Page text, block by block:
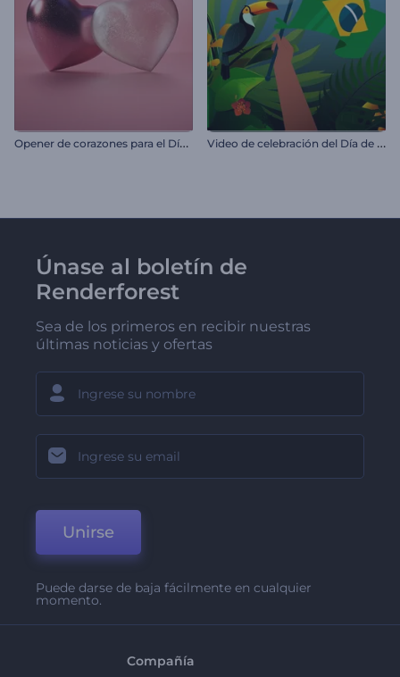
O
pener de corazones para el Día de San Valentín V
ideo de celebración del Día de la Independencia de Brasil
Únase al boletín de
Renderforest
Sea de los primeros en recibir nuestras
últimas noticias y ofertas
Unirse
Puede darse de baja fácilmente en cualquier
momento.
Compañía